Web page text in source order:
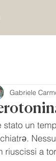
Gabriele
stato un
riuscissi a